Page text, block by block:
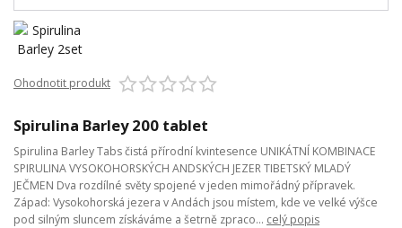
Ohodnotit produkt
Spirulina Barley 200 tablet
Spirulina Barley Tabs čistá přírodní kvintesence UNIKÁTNÍ KOMBINACE
SPIRULINA VYSOKOHORSKÝCH ANDSKÝCH JEZER TIBETSKÝ MLADÝ
JEČMEN Dva rozdílné světy spojené v jeden mimořádný přípravek.
Západ: Vysokohorská jezera v Andách jsou místem, kde ve velké výšce
pod silným sluncem získáváme a šetrně zpraco... celý popis